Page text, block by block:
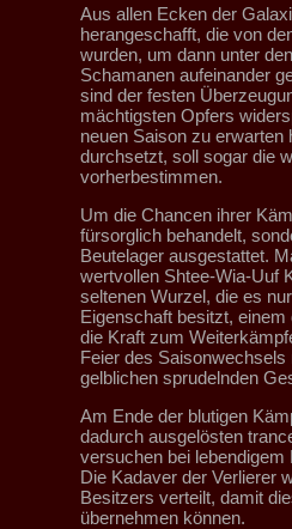
Aus allen Ecken der
herangeschafft, die von
wurden, um dann unter
Schamanen aufeinander
sind der festen
mächtigsten Opfers
neuen Saison zu
durchsetzt, soll sogar die
vorherbestimmen.
Um die Chancen ihrer
fürsorglich behandelt,
Beutelager ausgestattet.
wertvollen Shtee-Wia-Uuf
seltenen Wurzel, die es
Eigenschaft besitzt,
die Kraft zum
Feier des Saisonwechsels
gelblichen sprudelnden
Am Ende der blutigen
dadurch ausgelösten
versuchen bei lebendigem
Die Kadaver der Verlierer
Besitzers verteilt, damit
übernehmen können.